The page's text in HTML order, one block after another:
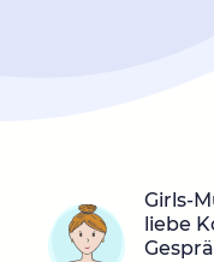
Girls-
liebe